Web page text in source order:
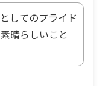
してのプライド
晴らしいこと